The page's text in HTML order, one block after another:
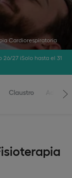
Cardiorespiratoria
27 ¡Solo hasta el 31
Claustro